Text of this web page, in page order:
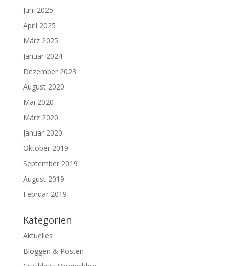
Juni 2025
April 2025
März 2025
Januar 2024
Dezember 2023
August 2020
Mai 2020
März 2020
Januar 2020
Oktober 2019
September 2019
August 2019
Februar 2019
Kategorien
Aktuelles
Bloggen & Posten